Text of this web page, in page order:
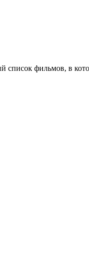
фильмов, в